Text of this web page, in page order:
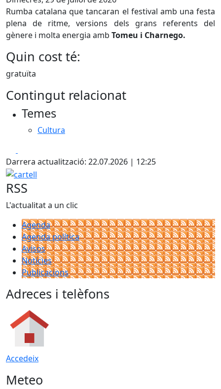
Rumba catalana que tancaran el festival amb una festa
plena de ritme, versions dels grans referents del
gènere i molta energia amb Tomeu i Charnego.
Quin cost té:
gratuïta
Contingut relacionat
Temes
Cultura
Darrera actualització: 22.07.2026 | 12:25
cartell
RSS
L'actualitat a un clic
Agenda
Agenda política
Avisos
Notícies
Publicacions
Adreces i telèfons
Accedeix
Meteo